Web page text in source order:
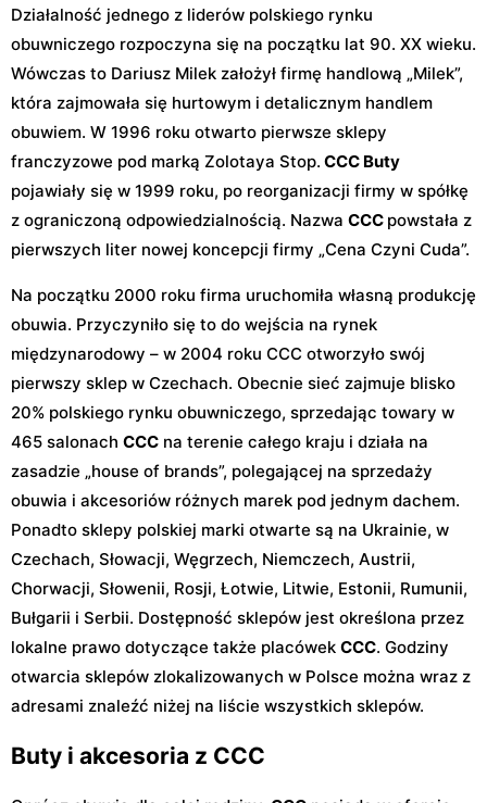
Działalność jednego z liderów polskiego rynku
obuwniczego rozpoczyna się na początku lat 90. XX wieku.
Wówczas to Dariusz Milek założył firmę handlową „Milek”,
która zajmowała się hurtowym i detalicznym handlem
obuwiem. W 1996 roku otwarto pierwsze sklepy
franczyzowe pod marką Zolotaya Stop. CCC Buty
pojawiały się w 1999 roku, po reorganizacji firmy w spółkę
z ograniczoną odpowiedzialnością. Nazwa CCC powstała z
pierwszych liter nowej koncepcji firmy „Cena Czyni Cuda”.
Na początku 2000 roku firma uruchomiła własną produkcję
obuwia. Przyczyniło się to do wejścia na rynek
międzynarodowy – w 2004 roku CCC otworzyło swój
pierwszy sklep w Czechach. Obecnie sieć zajmuje blisko
20% polskiego rynku obuwniczego, sprzedając towary w
465 salonach CCC na terenie całego kraju i działa na
zasadzie „house of brands”, polegającej na sprzedaży
obuwia i akcesoriów różnych marek pod jednym dachem.
Ponadto sklepy polskiej marki otwarte są na Ukrainie, w
Czechach, Słowacji, Węgrzech, Niemczech, Austrii,
Chorwacji, Słowenii, Rosji, Łotwie, Litwie, Estonii, Rumunii,
Bułgarii i Serbii. Dostępność sklepów jest określona przez
lokalne prawo dotyczące także placówek CCC. Godziny
otwarcia sklepów zlokalizowanych w Polsce można wraz z
adresami znaleźć niżej na liście wszystkich sklepów.
Buty i akcesoria z CCC